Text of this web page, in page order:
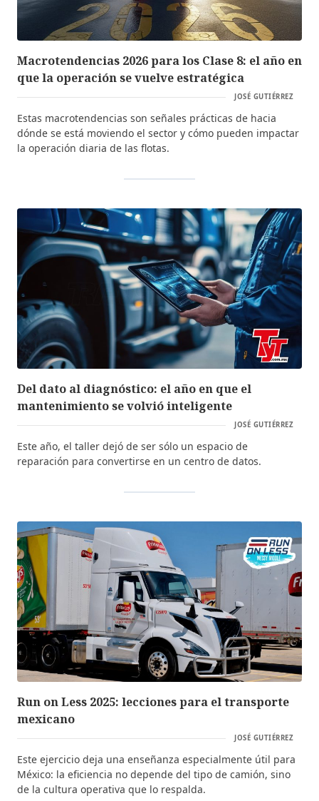
Macrotendencias 2026 para los Clase 8: el año en
que la operación se vuelve estratégica
JOSÉ GUTIÉRREZ
Estas macrotendencias son señales prácticas de hacia
dónde se está moviendo el sector y cómo pueden impactar
la operación diaria de las flotas.
Del dato al diagnóstico: el año en que el
mantenimiento se volvió inteligente
JOSÉ GUTIÉRREZ
Este año, el taller dejó de ser sólo un espacio de
reparación para convertirse en un centro de datos.
Run on Less 2025: lecciones para el transporte
mexicano
JOSÉ GUTIÉRREZ
Este ejercicio deja una enseñanza especialmente útil para
México: la eficiencia no depende del tipo de camión, sino
de la cultura operativa que lo respalda.